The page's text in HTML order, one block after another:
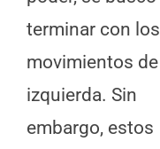
terminar con los
movimientos de
izquierda. Sin
embargo, estos